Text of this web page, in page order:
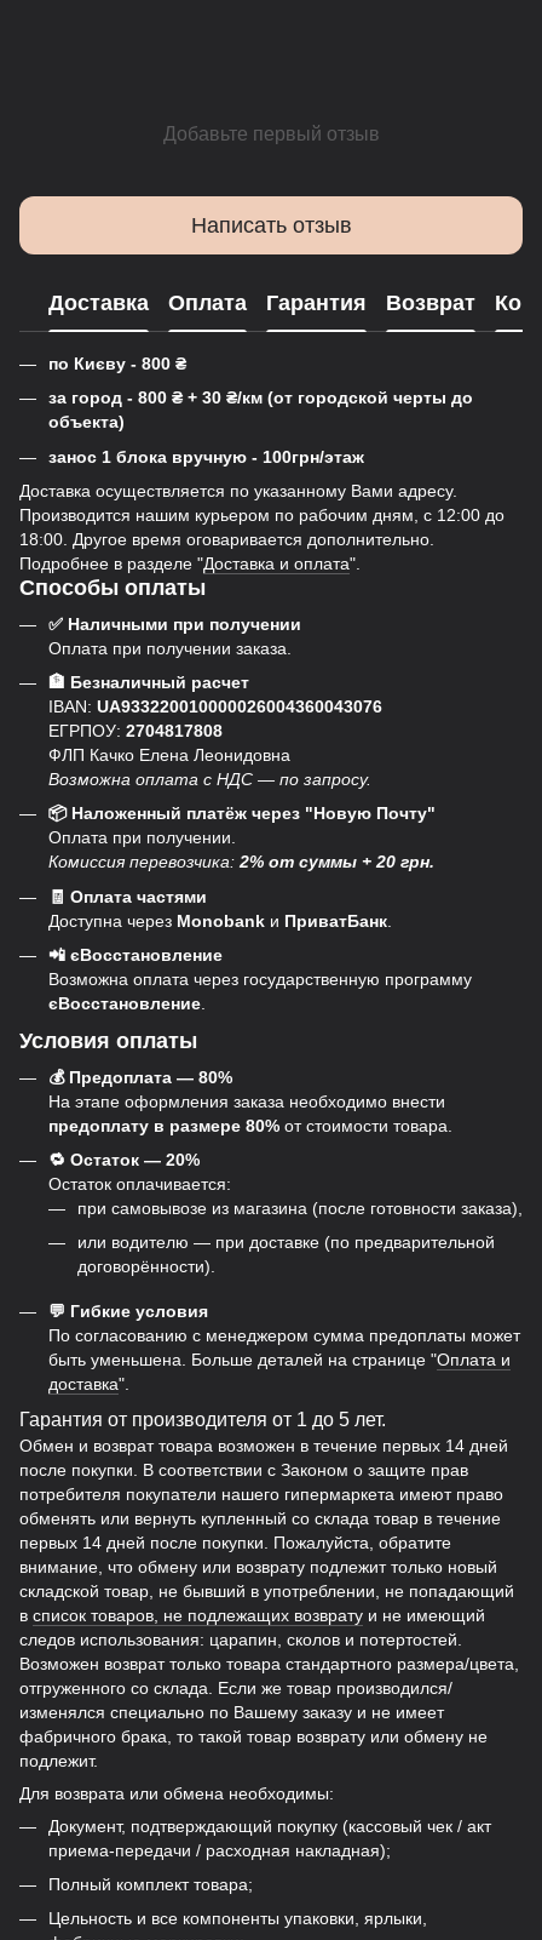
Добавьте первый отзыв
Написать отзыв
Доставка Оплата Гарантия Возврат
по Києву - 800 ₴
за город - 800 ₴ + 30 ₴/км (от городской черты до
объекта)
занос 1 блока вручную - 100грн/этаж
Доставка осуществляется по указанному Вами адресу.
Производится нашим курьером по рабочим дням, с 12:00 до
18:00. Другое время оговаривается дополнительно.
Подробнее в разделе "Доставка и оплата".
Способы оплаты
✅ Наличными при получении
Оплата при получении заказа.
🏦 Безналичный расчет
IBAN: UA933220010000026004360043076
ЕГРПОУ: 2704817808
ФЛП Качко Елена Леонидовна
Возможна оплата с НДС — по запросу.
📦 Наложенный платёж через "Новую Почту"
Оплата при получении.
Комиссия перевозчика:2% от суммы + 20 грн.
🧾 Оплата частями
Доступна через Monobank и ПриватБанк
📲 єВосстановление
Возможна оплата через государственную программу
єВосстановление
Условия оплаты
💰 Предоплата — 80%
На этапе оформления заказа необходимо внести
предоплату в размере 80% от стоимости товара.
🔁 Остаток — 20%
Остаток оплачивается:
при самовывозе из магазина (после готовности заказа),
или водителю — при доставке (по предварительной
договорённости).
💬 Гибкие условия
По согласованию с менеджером сумма предоплаты может
быть уменьшена. Больше деталей на странице "Оплата и
доставка".
Гарантия от производителя от 1 до 5 лет.
Обмен и возврат товара возможен в течение первых 14 дней
после покупки. В соответствии с Законом о защите прав
потребителя покупатели нашего гипермаркета имеют право
обменять или вернуть купленный со склада товар в течение
первых 14 дней после покупки. Пожалуйста, обратите
внимание, что обмену или возврату подлежит только новый
складской товар, не бывший в употреблении, не попадающий
в список товаров, не подлежащих возврату и не имеющий
следов использования: царапин, сколов и потертостей.
Возможен возврат только товара стандартного размера/цвета,
отгруженного со склада. Если же товар производился/
изменялся специально по Вашему заказу и не имеет
фабричного брака, то такой товар возврату или обмену не
подлежит.
Для возврата или обмена необходимы:
Документ, подтверждающий покупку (кассовый чек / акт
приема-передачи / расходная накладная);
Полный комплект товара;
Цельность и все компоненты упаковки, ярлыки,